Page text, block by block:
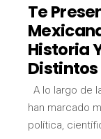
Te
Historia
A lo largo de
han marcado
política,